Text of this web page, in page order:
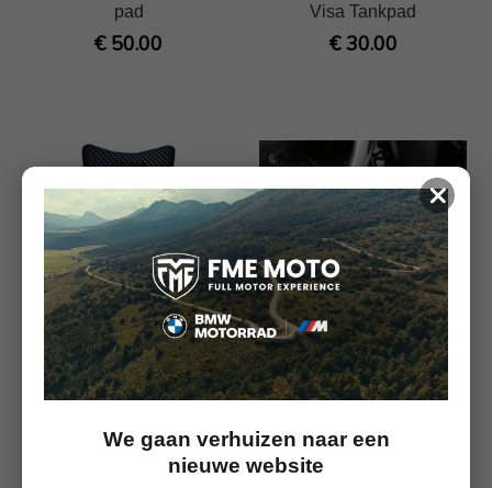
pad
€ 50.00
Visa Tankpad
€ 30.00
BMW R1200GSA
Tankpad
€ 30.00
BMW R Nine T
Beschermplaat motorblok
aluminium
×
We gaan verhuizen naar een
nieuwe website